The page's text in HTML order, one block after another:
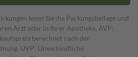
lesen Sie die Packungsbeilage und
Arzt oder in Ihrer Apotheke. AVP:
berechnet nach der
UVP: Unverbindliche